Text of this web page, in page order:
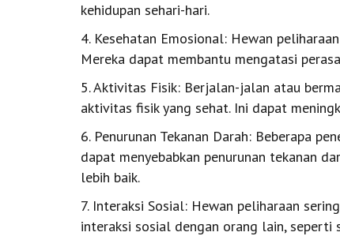
kehidupan sehari-hari.
4. Kesehatan Emosional: Hewan
Mereka dapat membantu mengatasi
5. Aktivitas Fisik: Berjalan-jalan atau
aktivitas fisik yang sehat. Ini dapat
6. Penurunan Tekanan Darah: Beberapa
dapat menyebabkan penurunan tekanan
lebih baik.
7. Interaksi Sosial: Hewan peliharaan
interaksi sosial dengan orang lain, seperti